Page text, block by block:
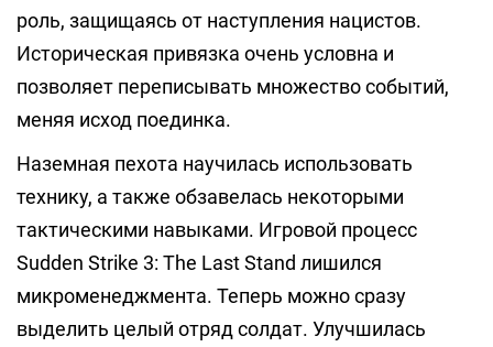
роль, защищаясь от наступления нацистов.
Историческая привязка очень условна и
позволяет переписывать множество событий,
меняя исход поединка.
Наземная пехота научилась использовать
технику, а также обзавелась некоторыми
тактическими навыками. Игровой процесс
Sudden Strike 3: The Last Stand лишился
микроменеджмента. Теперь можно сразу
выделить целый отряд солдат. Улучшилась